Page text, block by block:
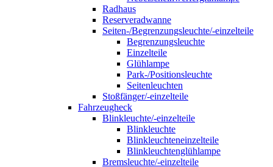
Radhaus
Reserveradwanne
Seiten-/Begrenzungsleuchte/-einzelteile
Begrenzungsleuchte
Einzelteile
Glühlampe
Park-/Positionsleuchte
Seitenleuchten
Stoßfänger/-einzelteile
Fahrzeugheck
Blinkleuchte/-einzelteile
Blinkleuchte
Blinkleuchteneinzelteile
Blinkleuchtenglühlampe
Bremsleuchte/-einzelteile